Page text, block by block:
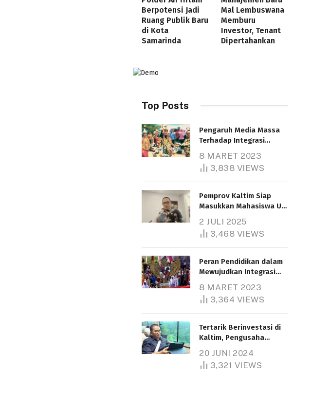
Berpotensi Jadi
Ruang Publik Baru
di Kota
Samarinda
Mal Lembuswana
Memburu
Investor, Tenant
Dipertahankan
Top Posts
Pengaruh Media Massa
Terhadap Integrasi
8 MARET 2023
3,838 VIEWS
Pemprov Kaltim Siap
Masukkan Mahasiswa UT
Bantuan Pendidikan
Gratispol
2 JULI 2025
3,468 VIEWS
Peran Pendidikan dalam
Mewujudkan Integrasi
8 MARET 2023
3,364 VIEWS
Tertarik Berinvestasi di
Kaltim, Pengusaha
1.000 Hektare
20 JUNI 2024
3,321 VIEWS